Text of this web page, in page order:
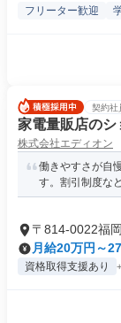
フリーター歓迎
契約社
家電量販店のシ
株式会社エディオン
働きやすさが自
す。割引制度な
〒814-0022福
月給20万円～
資格取得支援あり